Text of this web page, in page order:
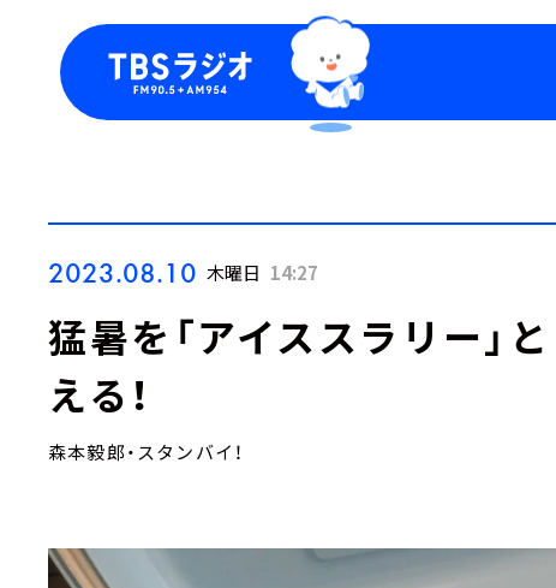
2023.08.10 木曜日 14:27
猛暑を「アイススラリー」
える！
森本毅郎・スタンバイ！